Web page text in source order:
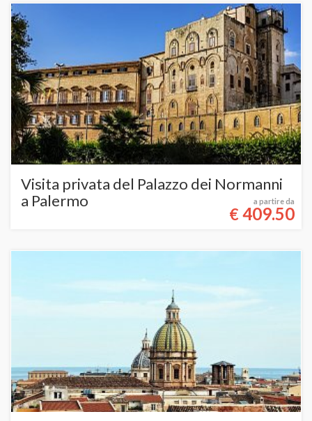
Visita privata del Palazzo dei Normanni
a Palermo
a partire da
€409.50